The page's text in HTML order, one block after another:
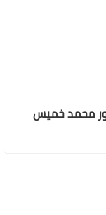
محمد خميس